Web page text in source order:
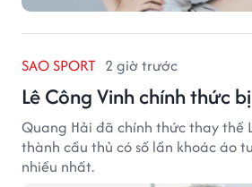
SAO SPORT 2 giờ trước
Lê Công Vinh chính thức
Quang Hải đã chính thức thay thế
thành cầu thủ có số lần khoác áo
nhiều nhất.